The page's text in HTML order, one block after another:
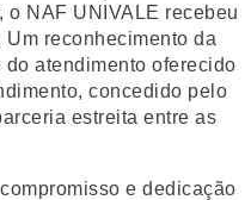
o NAF UNIVALE recebeu
reconhecimento da
atendimento oferecido
concedido pelo
estreita entre as
e dedicação